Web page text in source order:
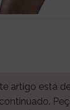
artigo está